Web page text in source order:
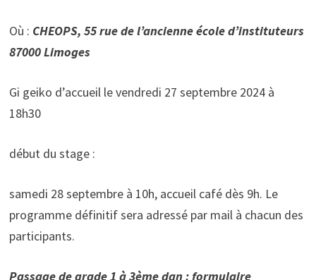
Où : CHEOPS, 55 rue de l’ancienne école d’instituteurs
87000 Limoges
Gi geiko d’accueil le vendredi 27 septembre 2024 à
18h30
début du stage :
samedi 28 septembre à 10h, accueil café dès 9h. Le
programme définitif sera adressé par mail à chacun des
participants.
Passage de grade 1 à 3ème dan : formulaire